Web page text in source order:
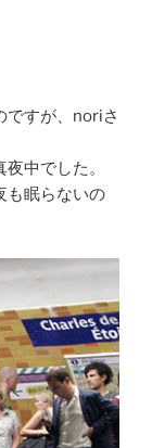
ですが、noriさ
中でした。
も眠らないの